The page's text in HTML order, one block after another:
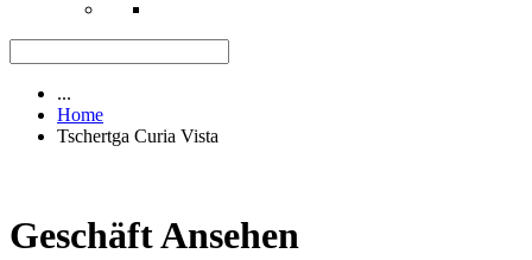
...
Home
Tschertga Curia Vista
Geschäft Ansehen